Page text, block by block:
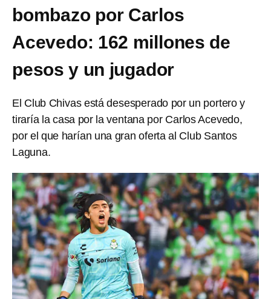
bombazo por Carlos
Acevedo: 162 millones de
pesos y un jugador
El Club Chivas está desesperado por un portero y
tiraría la casa por la ventana por Carlos Acevedo,
por el que harían una gran oferta al Club Santos
Laguna.